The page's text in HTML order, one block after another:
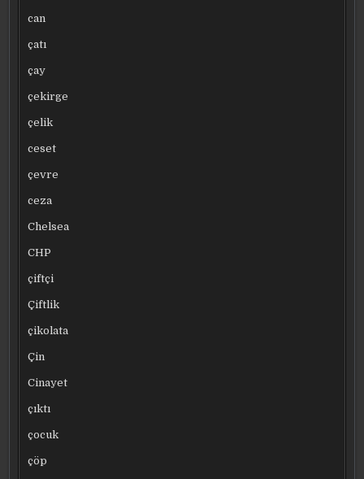
can
çatı
çay
çekirge
çelik
ceset
çevre
ceza
Chelsea
CHP
çiftçi
Çiftlik
çikolata
Çin
Cinayet
çıktı
çocuk
çöp